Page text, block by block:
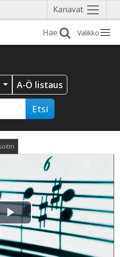
Kanavat Näytä
valikko
Valikko
A-Ö listaus
Etsi
Toista
Video